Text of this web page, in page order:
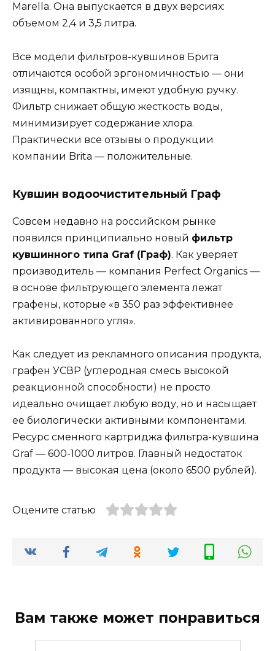
Marella. Она выпускается в двух версиях:
объемом 2,4 и 3,5 литра.
Все модели фильтров-кувшинов Брита
отличаются особой эргономичностью — они
изящны, компактны, имеют удобную ручку.
Фильтр снижает общую жесткость воды,
минимизирует содержание хлора.
Практически все отзывы о продукции
компании Brita — положительные.
Кувшин водоочистительный Граф
Совсем недавно на российском рынке
появился принципиально новый фильтр
кувшинного типа Graf (Граф). Как уверяет
производитель — компания Perfect Organics —
в основе фильтрующего элемента лежат
графены, которые «в 350 раз эффективнее
активированного угля».
Как следует из рекламного описания продукта,
графен УСВР (углеродная смесь высокой
реакционной способности) не просто
идеально очищает любую воду, но и насыщает
ее биологически активными компонентами.
Ресурс сменного картриджа фильтра-кувшина
Graf — 600-1000 литров. Главный недостаток
продукта — высокая цена (около 6500 рублей).
Оцените статью
Вам также может понравиться